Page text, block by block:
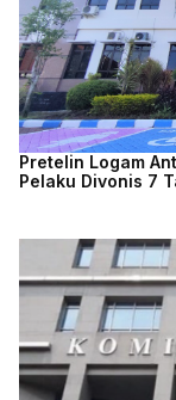
Pretelin Logam
Pelaku Divonis 7